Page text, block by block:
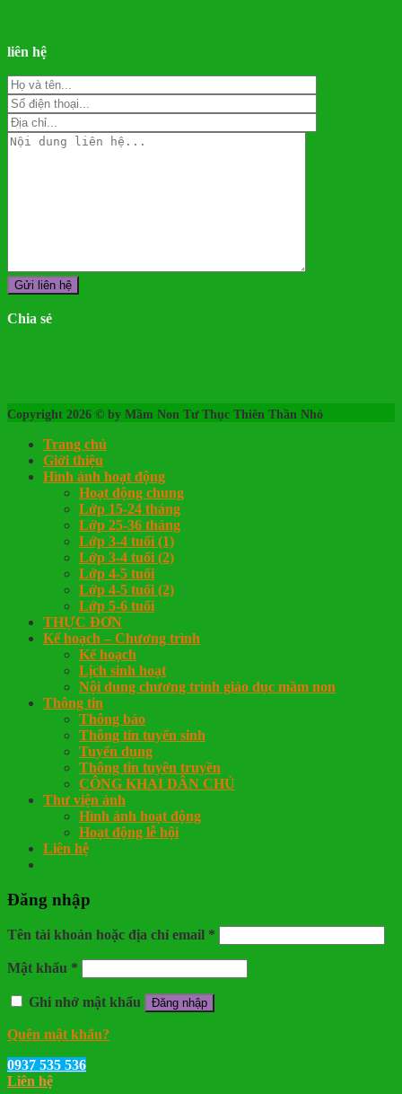
liên hệ
Chia sẻ
Copyright 2026 © by Mầm Non Tư Thục Thiên Thần Nhỏ
Trang chủ
Giới thiệu
Hình ảnh hoạt động
Hoạt động chung
Lớp 15-24 tháng
Lớp 25-36 tháng
Lớp 3-4 tuổi (1)
Lớp 3-4 tuổi (2)
Lớp 4-5 tuổi
Lớp 4-5 tuổi (2)
Lớp 5-6 tuổi
THỰC ĐƠN
Kế hoạch – Chương trình
Kế hoạch
Lịch sinh hoạt
Nội dung chương trình giáo dục mầm non
Thông tin
Thông báo
Thông tin tuyển sinh
Tuyển dụng
Thông tin tuyên truyền
CÔNG KHAI DÂN CHỦ
Thư viện ảnh
Hình ảnh hoạt động
Hoạt động lễ hội
Liên hệ
Đăng nhập
Tên tài khoản hoặc địa chỉ email *
Mật khẩu *
Ghi nhớ mật khẩu Đăng nhập
Quên mật khẩu?
0937 535 536
Liên hệ